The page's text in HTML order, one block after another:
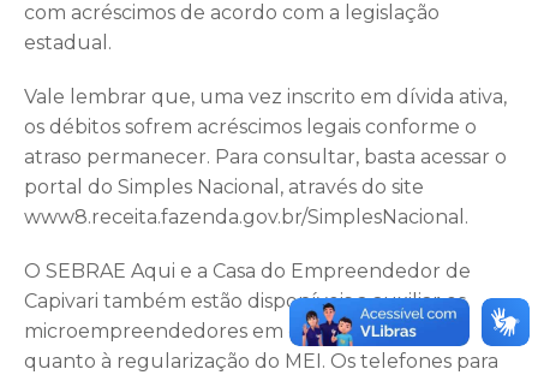
com acréscimos de acordo com a legislação
estadual.
Vale lembrar que, uma vez inscrito em dívida ativa,
os débitos sofrem acréscimos legais conforme o
atraso permanecer. Para consultar, basta acessar o
portal do Simples Nacional, através do site
www8.receita.fazenda.gov.br/SimplesNacional.
O SEBRAE Aqui e a Casa do Empreendedor de
Capivari também estão disponíveis a auxiliar os
microempreendedores em caso de dúvidas
quanto à regularização do MEI. Os telefones para